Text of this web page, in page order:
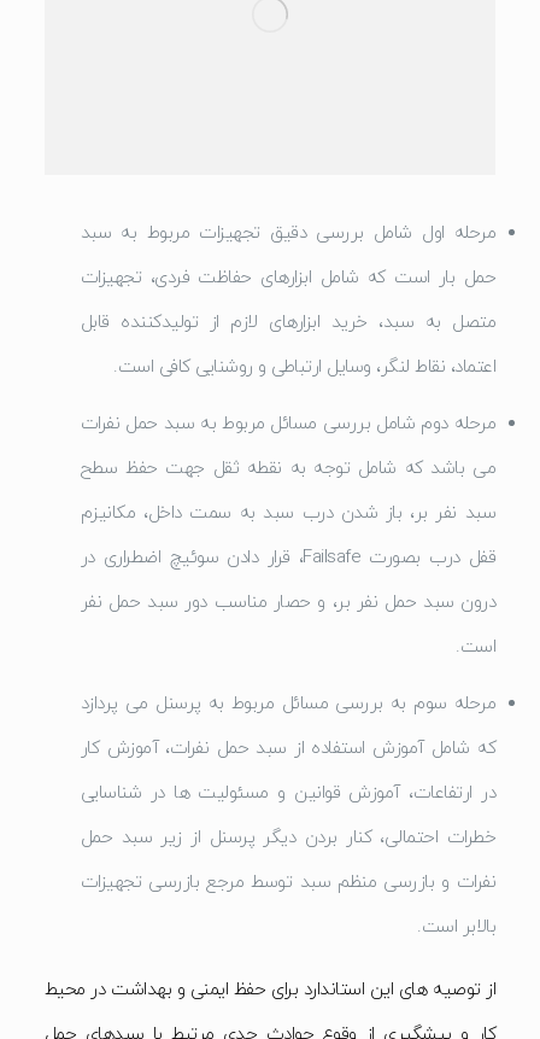
مرحله اول شامل بررسی دقیق تجهیزات مربوط به سبد
حمل بار است که شامل ابزارهای حفاظت فردی، تجهیزات
متصل به سبد، خرید ابزارهای لازم از تولیدکننده قابل
اعتماد، نقاط لنگر، وسایل ارتباطی و روشنایی کافی است.
مرحله دوم شامل بررسی مسائل مربوط به سبد حمل نفرات
می باشد که شامل توجه به نقطه ثقل جهت حفظ سطح
سبد نفر بر، باز شدن درب سبد به سمت داخل، مکانیزم
قفل درب بصورت Failsafe، قرار دادن سوئیچ اضطراری در
درون سبد حمل نفر بر، و حصار مناسب دور سبد حمل نفر
است.
مرحله سوم به بررسی مسائل مربوط به پرسنل می پردازد
که شامل آموزش استفاده از سبد حمل نفرات، آموزش کار
در ارتفاعات، آموزش قوانین و مسئولیت ها در شناسایی
خطرات احتمالی، کنار بردن دیگر پرسنل از زیر سبد حمل
نفرات و بازرسی منظم سبد توسط مرجع بازرسی تجهیزات
بالابر است.
از توصیه های این استاندارد برای حفظ ایمنی و بهداشت در محیط